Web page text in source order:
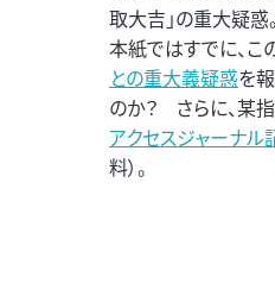
取大吉」の重大疑惑。
本紙ではすでに、こ
との重大義疑惑を
のか？ さらに、某
アクセスジャーナル
料）。